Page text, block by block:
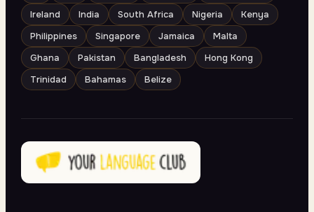
Ireland
India South Africa Nigeria
Kenya
Philippines
Singapore Jamaica
Malta
Ghana
Pakistan Bangladesh
Hong Kong
Trinidad
Bahamas Belize